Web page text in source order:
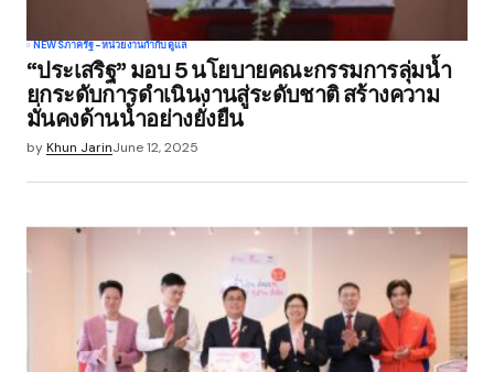
NEWSภาครัฐ-หน่วยงานกำกับดูแล
“ประเสริฐ” มอบ 5 นโยบายคณะกรรมการลุ่มน้ำ
ยกระดับการดำเนินงานสู่ระดับชาติ สร้างความ
มั่นคงด้านน้ำอย่างยั่งยืน
byKhun JarinJune 12, 2025